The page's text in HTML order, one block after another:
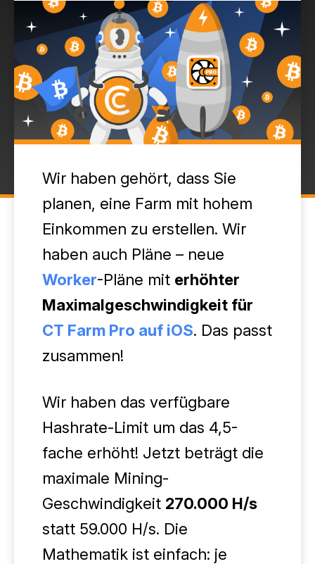
Wir haben gehört, dass Sie
planen, eine Farm mit hohem
Einkommen zu erstellen. Wir
haben auch Pläne – neue
Worker-Pläne mit erhöhter
Maximalgeschwindigkeit für
CT Farm Pro auf iOS. Das passt
zusammen!
Wir haben das verfügbare
Hashrate-Limit um das 4,5-
fache erhöht! Jetzt beträgt die
maximale Mining-
Geschwindigkeit 270.000 H/s
statt 59.000 H/s. Die
Mathematik ist einfach: je